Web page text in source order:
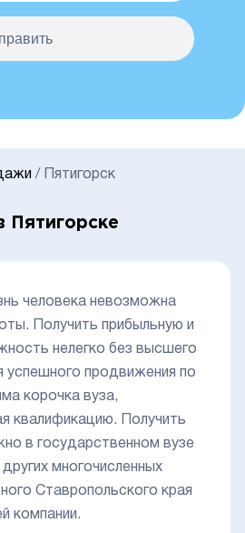
/ Пятигорск
Пятигорске
человека невозможна
Получить прибыльную и
нелегко без высшего
успешного продвижения по
корочка вуза,
квалификацию. Получить
в государственном вузе
многочисленных
Ставропольского края
компании.